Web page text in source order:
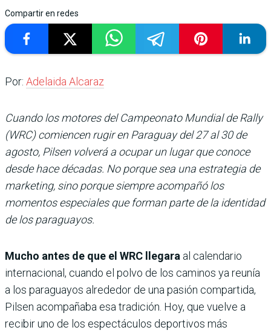
Compartir en redes
Por: Adelaida Alcaraz
Cuando los motores del Campeonato Mundial de Rally
(WRC) comiencen rugir en Paraguay del 27 al 30 de
agosto, Pilsen volverá a ocupar un lugar que conoce
desde hace décadas. No porque sea una estrategia de
marketing, sino porque siempre acompañó los
momentos especiales que forman parte de la identidad
de los paraguayos.
Mucho antes de que el WRC llegara al calendario
internacional, cuando el polvo de los caminos ya reunía
a los paraguayos alrededor de una pasión compartida,
Pilsen acompañaba esa tradición. Hoy, que vuelve a
recibir uno de los espectáculos deportivos más